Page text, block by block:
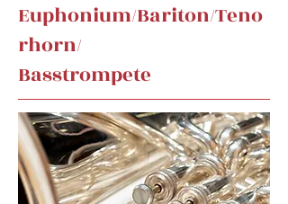
Euphonium/Bariton/Teno
rhorn/
Basstrompete